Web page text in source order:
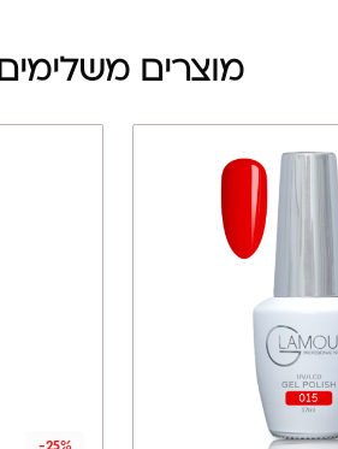
מוצרים משלימים